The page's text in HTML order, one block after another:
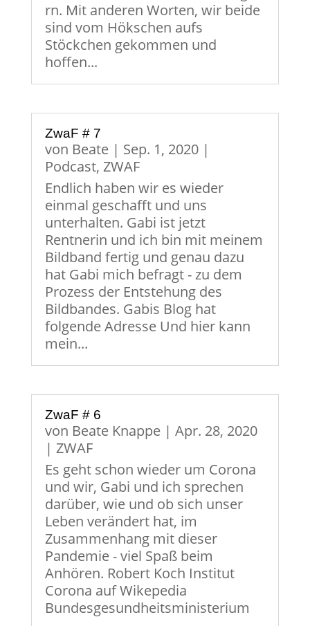
rn. Mit anderen Worten, wir beide
sind vom Hökschen aufs
Stöckchen gekommen und
hoffen...
ZwaF # 7
von Beate| Sep. 1, 2020|
Podcast, ZWAF
Endlich haben wir es wieder
einmal geschafft und uns
unterhalten. Gabi ist jetzt
Rentnerin und ich bin mit meinem
Bildband fertig und genau dazu
hat Gabi mich befragt - zu dem
Prozess der Entstehung des
Bildbandes. Gabis Blog hat
folgende Adresse Und hier kann
mein...
ZwaF # 6
von Beate Knappe| Apr. 28, 2020
| ZWAF
Es geht schon wieder um Corona
und wir, Gabi und ich sprechen
darüber, wie und ob sich unser
Leben verändert hat, im
Zusammenhang mit dieser
Pandemie - viel Spaß beim
Anhören. Robert Koch Institut
Corona auf Wikepedia
Bundesgesundheitsministerium